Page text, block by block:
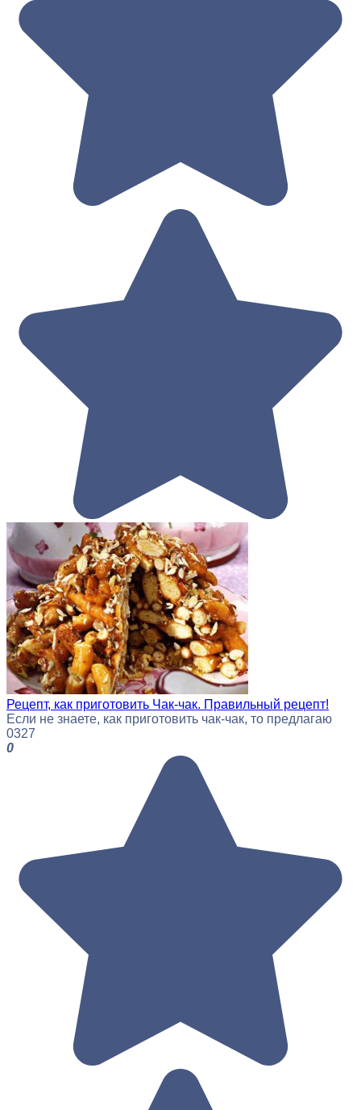
Рецепт, как приготовить Чак-чак. Правильный рецепт!
Если не знаете, как приготовить чак-чак, то предлагаю
0327
0